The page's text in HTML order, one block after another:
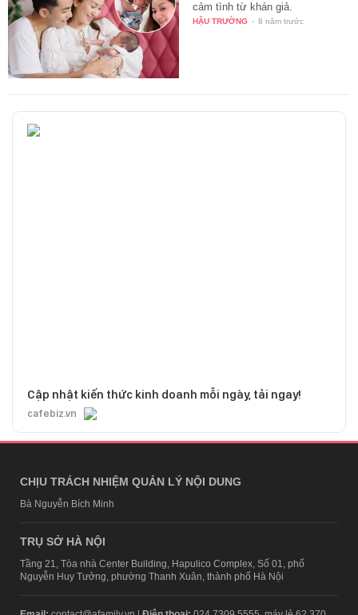
cảm tình từ khán giả.
HẬU TRƯỜNG - 8 năm trước
Cập nhật kiến thức kinh doanh mỗi ngày, tải ngay!
cafebiz.vn
CHỊU TRÁCH NHIỆM QUẢN LÝ NỘI DUNG
Bà Nguyễn Bích Minh
TRỤ SỞ HÀ NỘI
Tầng 21, Tòa nhà Center Building, Hapulico Complex, Số 01, phố
Nguyễn Huy Tưởng, phường Thanh Xuân, thành phố Hà Nội